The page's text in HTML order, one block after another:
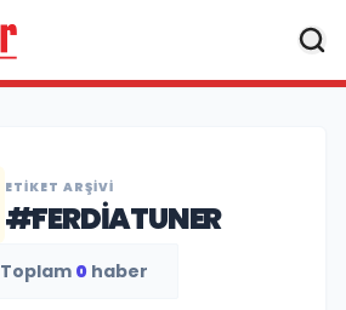
ETIKET ARŞIVI
#FERDIATUNER
Toplam 0 haber